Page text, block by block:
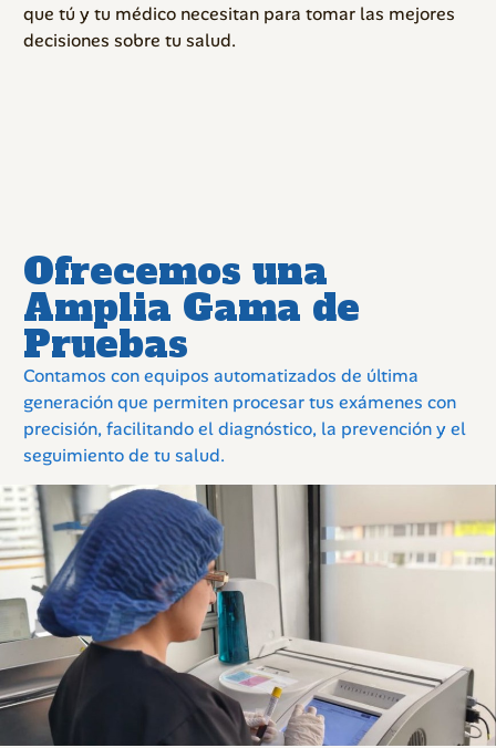
que tú y tu médico necesitan para tomar las mejores
decisiones sobre tu salud.
Ofrecemos una
Amplia Gama de
Pruebas
Contamos con equipos automatizados de última
generación que permiten procesar tus exámenes con
precisión, facilitando el diagnóstico, la prevención y el
seguimiento de tu salud.